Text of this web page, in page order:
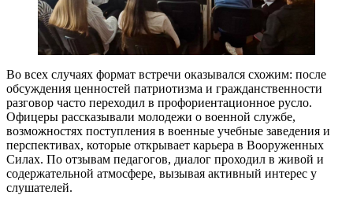
Во всех случаях формат встречи оказывался схожим: после
обсуждения ценностей патриотизма и гражданственности
разговор часто переходил в профориентационное русло.
Офицеры рассказывали молодежи о военной службе,
возможностях поступления в военные учебные заведения и
перспективах, которые открывает карьера в Вооруженных
Силах. По отзывам педагогов, диалог проходил в живой и
содержательной атмосфере, вызывая активный интерес у
слушателей.